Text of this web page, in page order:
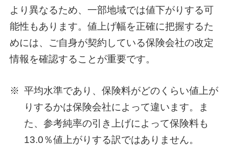
より異なるため、一部地域では値下がりする可
能性もあります。値上げ幅を正確に把握するた
めには、ご自身が契約している保険会社の改定
情報を確認することが重要です。
※ 平均水準であり、保険料がどのくらい値上が
りするかは保険会社によって違います。ま
た、参考純率の引き上げによって保険料も
13.0％値上がりする訳ではありません。